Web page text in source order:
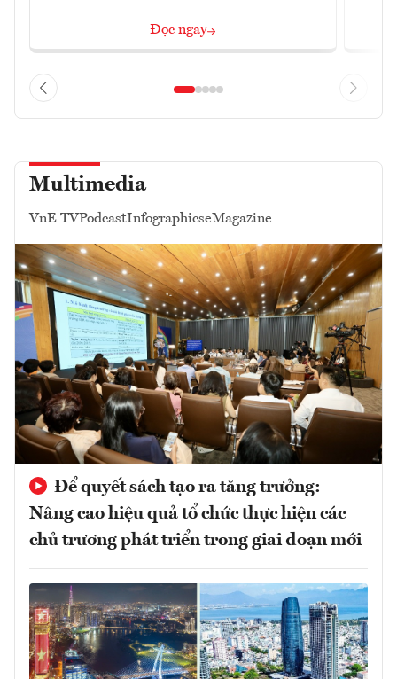
Đọc ngay
Multimedia
VnE TVPodcastInfographicseMagazine
Để quyết sách tạo ra tăng trưởng:
Nâng cao hiệu quả tổ chức thực hiện các
chủ trương phát triển trong giai đoạn mới